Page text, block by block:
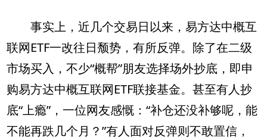
事实上，近几个交易日以来，易方达中概互
联网ETF一改往日颓势，有所反弹。除了在二级
市场买入，不少“概帮”朋友选择场外抄底，即申
购易方达中概互联网ETF联接基金。甚至有人抄
底“上瘾”，一位网友感慨：“补仓还没补够呢，能
不能再跌几个月？”有人面对反弹则不敢置信，